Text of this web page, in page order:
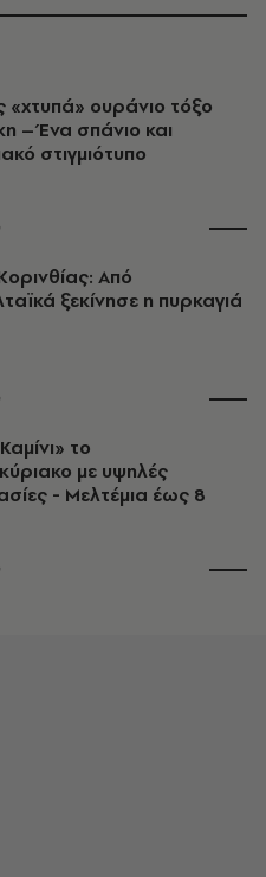
«χτυπά» ουράνιο τόξο
– Ένα σπάνιο και
στιγμιότυπο
Από
ξεκίνησε η πυρκαγιά
το
με υψηλές
- Mελτέμια έως 8